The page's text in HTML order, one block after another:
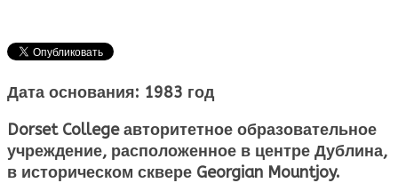
Дата основания: 1983 год
Dorset College авторитетное образовательное
учреждение, расположенное в центре Дублина,
в историческом сквере Georgian Mountjoy.